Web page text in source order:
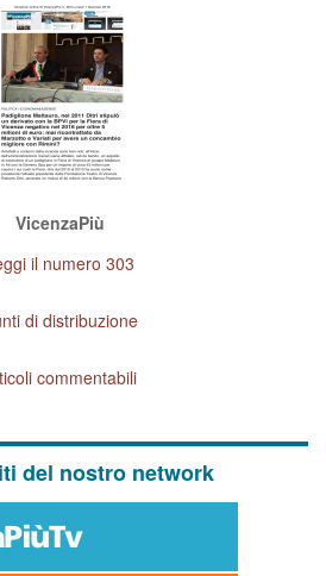
VicenzaPiù
il numero 303
di distribuzione
commentabili
del nostro network